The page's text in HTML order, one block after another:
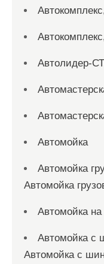
Автолидер-
Автомойка
Автомойка
Автомойка
Автомойка
Автомойка с
Автомойка с